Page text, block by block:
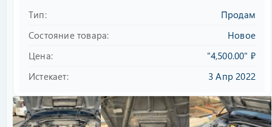
Тип
Продам
Состояние товара
Новое
Цена
"4,500.00" ₽
Истекает
3 Апр 2022